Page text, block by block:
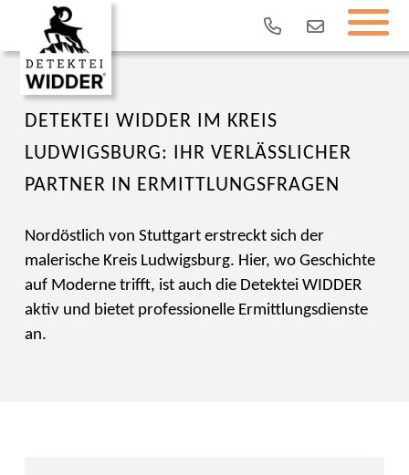
DETEKTEI WIDDER IM KREIS
LUDWIGSBURG: IHR VERLÄSSLICHER
PARTNER IN ERMITTLUNGSFRAGEN
Nordöstlich von Stuttgart erstreckt sich der
malerische Kreis Ludwigsburg. Hier, wo Geschichte
auf Moderne trifft, ist auch die Detektei WIDDER
aktiv und bietet professionelle Ermittlungsdienste
an.